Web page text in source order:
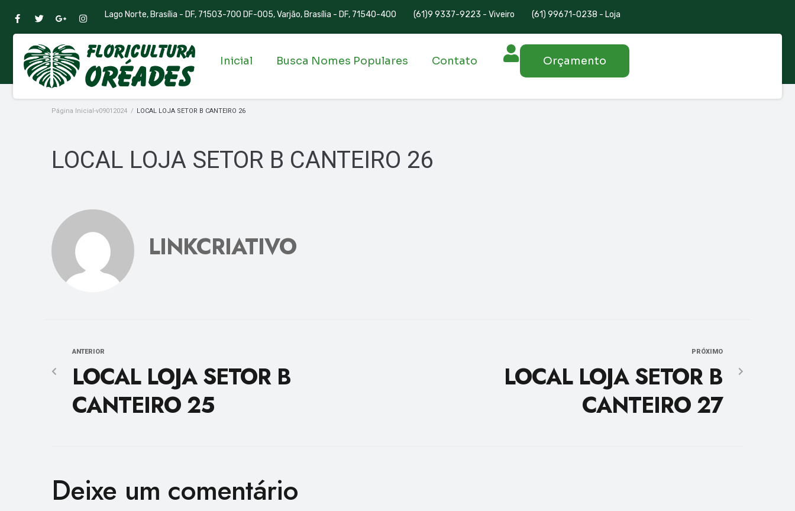
Lago Norte, Brasília - DF, 71503-700 DF-005, Varjão, Brasília - DF, 71540-400 (61)9 9337-9223 - Viveiro (61) 99671-0238 - Loja
Inicial Busca Nomes Populares Contato Orçamento
Página Inicial-v09012024 / LOCAL LOJA SETOR B CANTEIRO 26
LOCAL LOJA SETOR B CANTEIRO 26
LINKCRIATIVO
ANTERIOR
LOCAL LOJA SETOR B
CANTEIRO 25
PRÓXIMO
LOCAL LOJA SETOR B
CANTEIRO 27
Deixe um comentário